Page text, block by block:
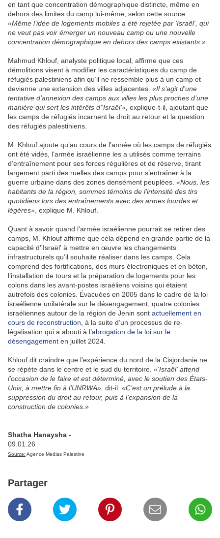
en tant que concentration démographique distincte, même en
dehors des limites du camp lui-même, selon cette source.
«Même l’idée de logements mobiles a été rejetée par 'Israël', qui
ne veut pas voir émerger un nouveau camp ou une nouvelle
concentration démographique en dehors des camps existants.»
Mahmud Khlouf, analyste politique local, affirme que ces
démolitions visent à modifier les caractéristiques du camp de
réfugiés palestiniens afin qu’il ne ressemble plus à un camp et
devienne une extension des villes adjacentes. «Il s’agit d’une
tentative d’annexion des camps aux villes les plus proches d’une
manière qui sert les intérêts d’'Israël'» , explique-t-il, ajoutant que
les camps de réfugiés incarnent le droit au retour et la question
des réfugiés palestiniens.
M. Khlouf ajoute qu’au cours de l’année où les camps de réfugiés
ont été vidés, l’armée israélienne les a utilisés comme terrains
d’entraînement pour ses forces régulières et de réserve, tirant
largement parti des ruelles des camps pour s’entraîner à la
guerre urbaine dans des zones densément peuplées. «Nous, les
habitants de la région, sommes témoins de l’intensité des tirs
quotidiens lors des entraînements avec des armes lourdes et
légères» , explique M. Khlouf.
Quant à savoir quand l’armée israélienne pourrait se retirer des
camps, M. Khlouf affirme que cela dépend en grande partie de la
capacité d’'Israël' à mettre en œuvre les changements
infrastructurels qu’il souhaite réaliser dans les camps. Cela
comprend des fortifications, des murs électroniques et en béton,
l’installation de tours et la préparation de logements pour les
colons dans les avant-postes israéliens voisins qui étaient
autrefois des colonies. Évacuées en 2005 dans le cadre de la loi
israélienne unilatérale sur le désengagement, quatre colonies
israéliennes autour de la région de Jenin sont actuellement en
cours de reconstruction , à la suite d’un processus de re-
légalisation qui a abouti à l’abrogation de la loi sur le
désengagement en juillet 2024.
Khlouf dit craindre que l’expérience du nord de la Cisjordanie ne
se répète dans le centre et le sud du territoire. «'Israël' attend
l’occasion de le faire et est déterminé, avec le soutien des États-
Unis, à mettre fin à l’UNRWA», dit-il. «C’est un prélude à la
suppression du droit au retour, puis à l’expansion de la
construction de colonies.»
Shatha Hanaysha -
09.01.26
Source: Agence Medias Palestine
Partager